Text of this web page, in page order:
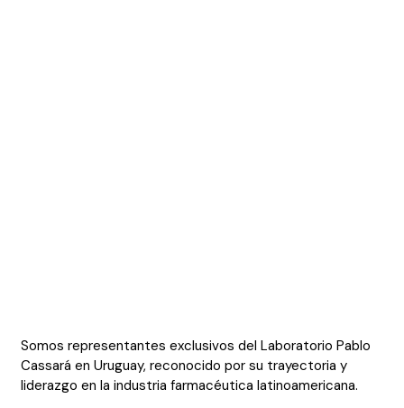
Somos representantes exclusivos del Laboratorio Pablo
Cassará en Uruguay, reconocido por su trayectoria y
liderazgo en la industria farmacéutica latinoamericana.